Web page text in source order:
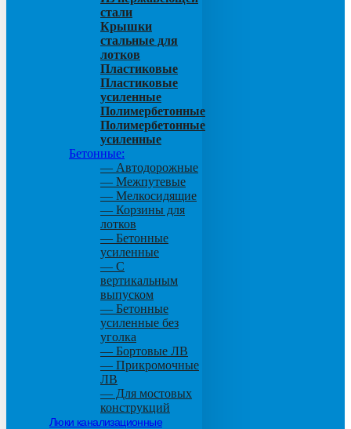
стали
Крышки
стальные для
лотков
Пластиковые
Пластиковые
усиленные
Полимербетонные
Полимербетонные
усиленные
Бетонные:
— Автодорожные
— Межпутевые
— Мелкосидящие
— Корзины для
лотков
— Бетонные
усиленные
— С
вертикальным
выпуском
— Бетонные
усиленные без
уголка
— Бортовые ЛВ
— Прикромочные
ЛВ
— Для мостовых
конструкций
Люки канализационные